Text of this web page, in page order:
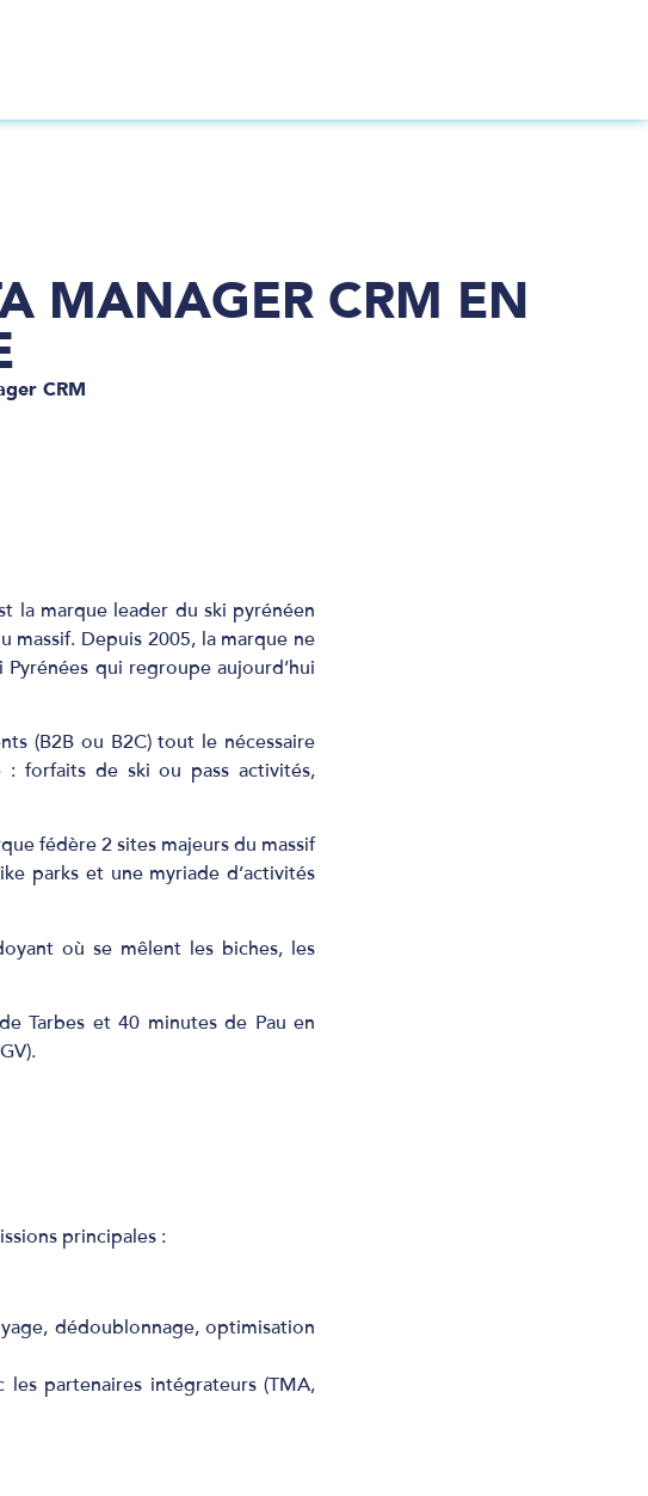
MANAGER CRM EN
CRM
la marque leader du ski pyrénéen
massif. Depuis 2005, la marque ne
Pyrénées qui regroupe aujourd’hui
(B2B ou B2C) tout le nécessaire
: forfaits de ski ou pass activités,
fédère 2 sites majeurs du massif
parks et une myriade d’activités
où se mêlent les biches, les
Tarbes et 40 minutes de Pau en
principales :
dédoublonnage, optimisation
partenaires intégrateurs (TMA,